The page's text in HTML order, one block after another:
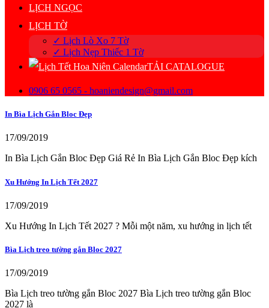
LỊCH NGỌC
LỊCH TỜ
✓ Lịch Lò Xo 7 Tờ
✓ Lịch Nẹp Thiếc 1 Tờ
TẢI CATALOGUE
0906 65 0565 - hoaniendesign@gmail.com
In Bìa Lịch Gắn Bloc Đẹp
17/09/2019
In Bìa Lịch Gắn Bloc Đẹp Giá Rẻ In Bìa Lịch Gắn Bloc Đẹp kích
Xu Hướng In Lịch Tết 2027
17/09/2019
Xu Hướng In Lịch Tết 2027 ? Mỗi một năm, xu hướng in lịch tết
Bìa Lịch treo tường gắn Bloc 2027
17/09/2019
Bìa Lịch treo tường gắn Bloc 2027 Bìa Lịch treo tường gắn Bloc
2027 là